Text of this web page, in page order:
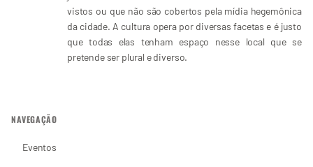
vistos ou que não são cobertos pela mídia hegemônica
da cidade. A cultura opera por diversas facetas e é justo
que todas elas tenham espaço nesse local que se
pretende ser plural e diverso.
NAVEGAÇÃO
Eventos